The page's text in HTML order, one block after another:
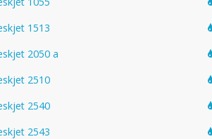
1513
2050 a
2510
2540
2543